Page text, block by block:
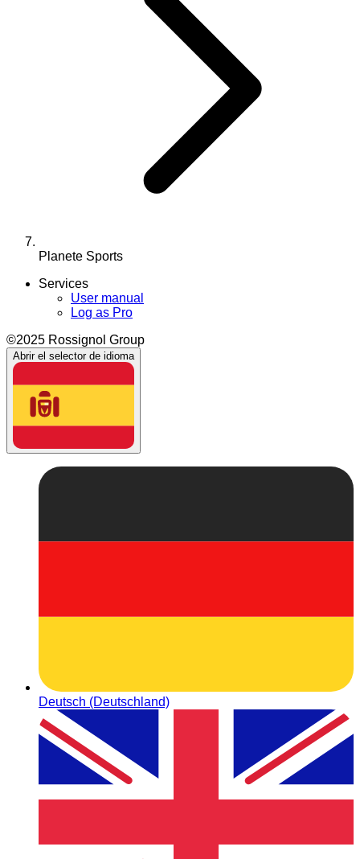
Planete Sports
Services
User manual
Log as Pro
©2025 Rossignol Group
Abrir el selector de idioma
Deutsch (Deutschland)